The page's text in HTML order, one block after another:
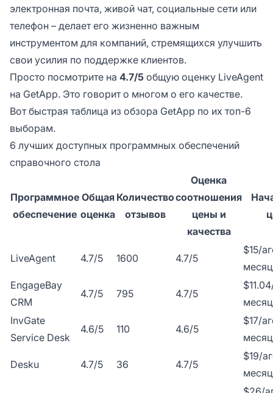
электронная почта, живой чат, социальные сети или
телефон – делает его жизненно важным
инструментом для компаний, стремящихся улучшить
свои усилия по поддержке клиентов.
Просто посмотрите на 4.7/5 общую оценку LiveAgent
на GetApp. Это говорит о многом о его качестве.
Вот быстрая таблица из обзора GetApp по их топ-6
выборам.
6 лучших доступных программных обеспечений
справочного стола
Программное
обеспечение
Общая
оценка
Количество
отзывов
Оценка
соотношения
цены и
качества
LiveAgent 4.7/5 1600 4.7/5
$15/
месяц
EngageBay
CRM
4.7/5 795 4.7/5
месяц
InvGate
Service Desk
4.6/5 110 4.6/5
$17/
месяц
Desku 4.7/5 36 4.7/5
$19/
месяц